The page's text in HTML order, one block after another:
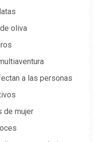
oliva
a las personas
de mujer